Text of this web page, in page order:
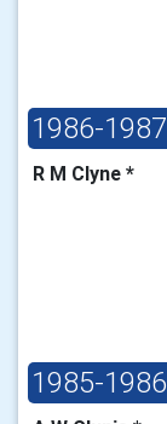
1986-1987
R M Clyne *
1985-1986